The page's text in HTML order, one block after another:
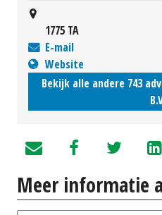
1775 TA
E-mail
Website
Bekijk alle andere 743
Meer informatie